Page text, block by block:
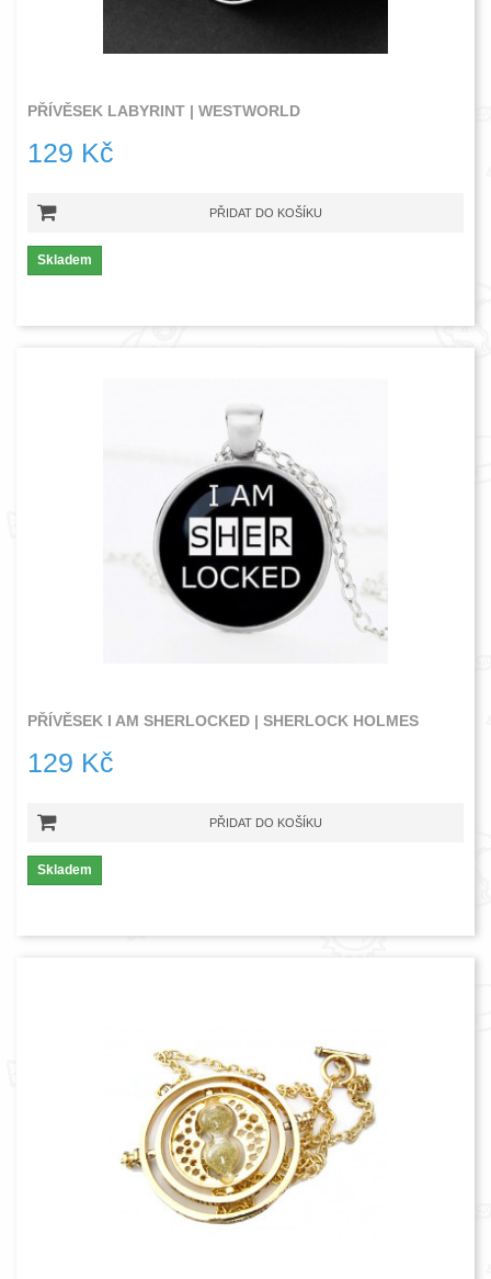
PŘÍVĚSEK LABYRINT | WESTWORLD
129 Kč
PŘIDAT DO KOŠÍKU
Skladem
PŘÍVĚSEK I AM SHERLOCKED | SHERLOCK HOLMES
129 Kč
PŘIDAT DO KOŠÍKU
Skladem